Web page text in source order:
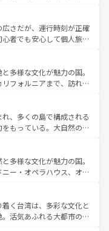
全く異なる文化を体験で
フランス情報はコンテンツ一覧
。 なお、新着の
参照してほしい。
た、優雅なアフタヌーン
い英国パブ、サッカー観
験も豊富。イギリスを旅
さだが、運行時刻が正確
者でも安心して個人旅行
スならではのユニークな
でなく町歩きも満喫する
ため物価も高いが、旅行
できる。 なお、新
を参照してほしい。
多様な文化が魅力の国。
フォルニアまで、訪れる
ッピング、エンターテイ
ットだ。一方、アメリカ
ドキャニオンやイエロー
と美食が融合した独特の
各地域で異なる魅力を楽
歴史を感じることができ
リカ
ほしい。
、多くの島で構成される
もっている。大自然の神
の観光地といえばオアフ
マウイ島やカウアイ島が
輝く海をはじめ、豊かな
を迎えてくれるハワイの
ハワイアンミュージッ
べてがハワイの魅力を彩
多様な文化が魅力の国。
ー・オペラハウス、オー
るウルル（エアーズロッ
やケアンズの熱帯雨林な
カフェやワイン、オージ
く台湾は、多彩な文化と
活気あふれる大都市の台